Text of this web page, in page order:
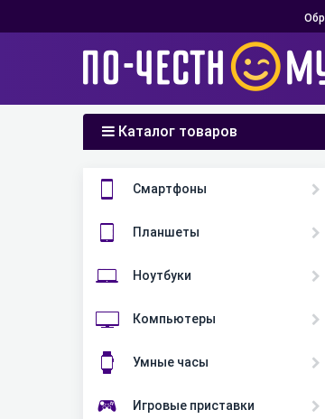
Каталог товаров
Смартфоны
Планшеты
Ноутбуки
Компьютеры
Умные часы
Игровые приставки